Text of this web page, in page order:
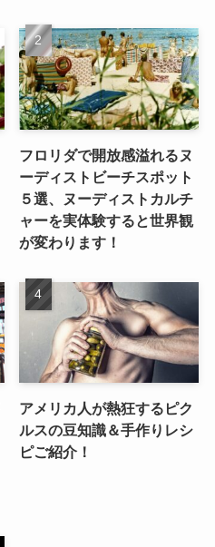
フロリダで開放感溢れるヌ
ーディストビーチスポット
５選、ヌーディストカルチ
ャーを実体験すると世界観
が変わります！
アメリカ人が熱狂するピク
ルスの豆知識＆手作りレシ
ピご紹介！